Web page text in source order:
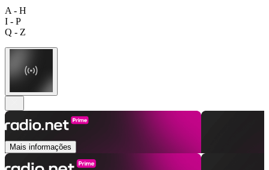
A - H
I - P
Q - Z
Mais informações